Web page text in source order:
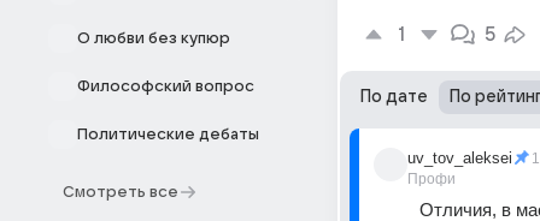
О любви без купюр
Философский вопрос
Политические дебаты
Смотреть все
1 5
По дате По
uv_tov_aleksei
Профи
Отличия, в